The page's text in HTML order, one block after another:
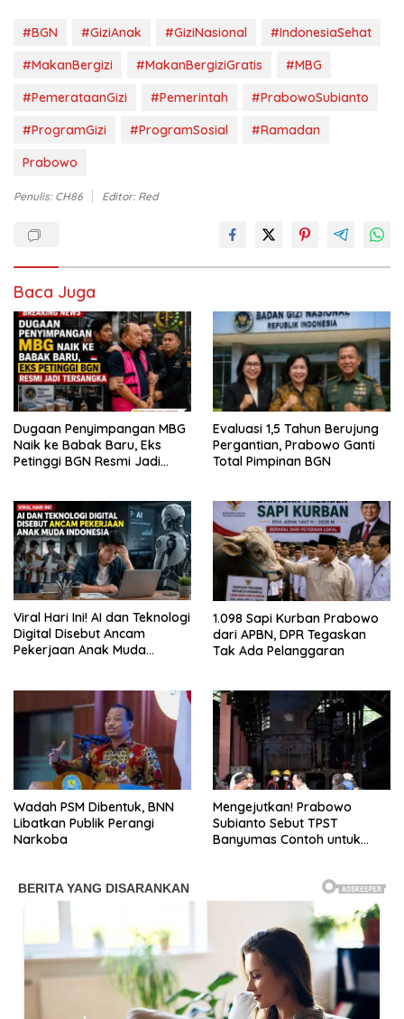
#BGN #GiziAnak #GiziNasional
#IndonesiaSehat
#MakanBergizi
#MakanBergiziGratis
#MBG
#PemerataanGizi
#Pemerintah
#PrabowoSubianto
#ProgramGizi
#ProgramSosial
#Ramadan
Prabowo
Penulis: CH86 Editor: Red
Baca Juga
Dugaan Penyimpangan MBG
Naik ke Babak Baru, Eks
Petinggi BGN Resmi Jadi
Evaluasi 1,5 Tahun Berujung
Pergantian, Prabowo Ganti
Total Pimpinan BGN
Viral Hari Ini! AI dan Teknologi
Digital Disebut Ancam
Pekerjaan Anak Muda
1.098 Sapi Kurban Prabowo
dari APBN, DPR Tegaskan
Tak Ada Pelanggaran
Wadah PSM Dibentuk, BNN
Libatkan Publik Perangi
Narkoba
Mengejutkan! Prabowo
Subianto Sebut TPST
Banyumas Contoh untuk